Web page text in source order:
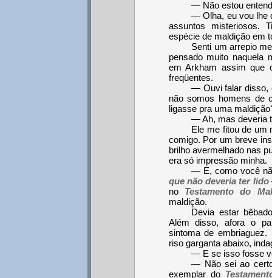
— Não estou
— Olha, eu vou lhe
assuntos misteriosos.
espécie de maldição em
Senti um arrepio
pensado muito naquela
em Arkham assim que
freqüentes.
— Ouvi falar disso,
não somos homens de
ligasse pra uma
— Ah, mas deveria
Ele me fitou de um
comigo. Por um breve
brilho avermelhado nas
era só impressão minha.
— E, como você
que não deveria ter lido
no Testamento do Mal
maldição.
Devia estar
Além disso, afora o
sintoma de embriaguez.
riso garganta abaixo,
— E se isso fosse
— Não sei ao
exemplar do